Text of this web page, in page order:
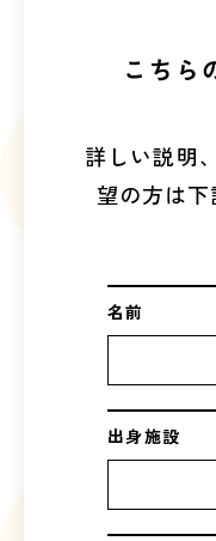
こちら
詳しい説明
望の方は下
名前
出身施設